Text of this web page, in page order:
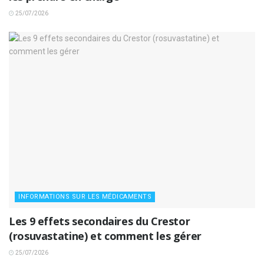
25/07/2026
INFORMATIONS SUR LES MÉDICAMENTS
Les 9 effets secondaires du Crestor
(rosuvastatine) et comment les gérer
25/07/2026